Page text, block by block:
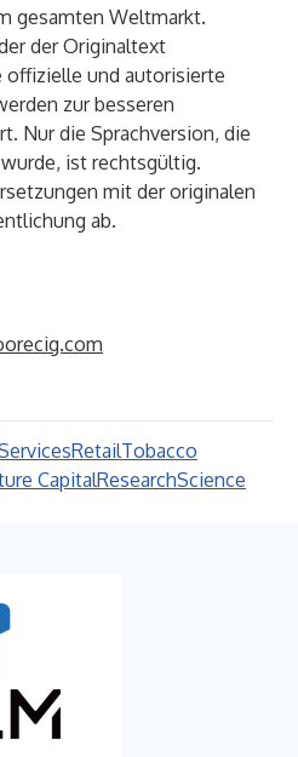
gesamten Weltmarkt.
der Originaltext
und autorisierte
zur besseren
Nur die Sprachversion, die
ist rechtsgültig.
mit der originalen
ab.
RetailTobacco
CapitalResearchScience